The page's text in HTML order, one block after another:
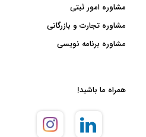
مسائل کار آسانی
است افراد، دچار
یک مشاور حقوقی
آنلاین تلفنی، آنلاین
تصویری، می‌تواند در
پرونده چنین
قرار داده و
شاکیان شرح دهد.
مشاوره امور ثبتی
مشاوره تجارت و بازرگانی
مشاوره برنامه نویسی
همراه ما باشید!